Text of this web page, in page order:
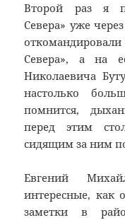
Второй раз я
Севера» уже
откомандировали
Севера», а на
Николаевича
настолько
помнится,
перед этим
сидящим за ним
Евгений
интересные, как
заметки в